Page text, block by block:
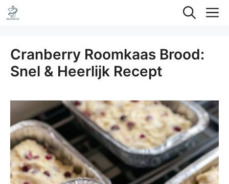
Ga
naar
inhoud
Cranberry Roomkaas Brood:
Snel & Heerlijk Recept